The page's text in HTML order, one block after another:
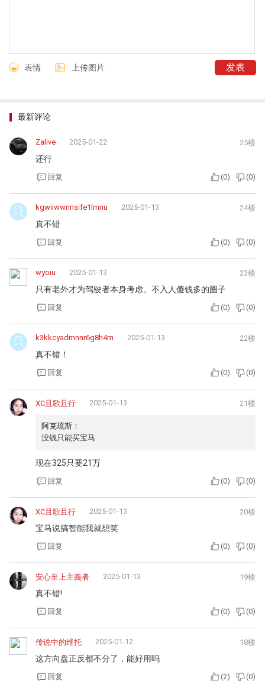
表情 上传图片
最新评论
Zalive 2025-01-22 25楼
还行
回复 (0) (0)
kgwiiwwnnsife1lmnu 2025-01-13 24楼
真不错
回复 (0) (0)
wyoiu 2025-01-13 23楼
只有老外才为驾驶者本身考虑。不入人傻钱多的圈子
回复 (0) (0)
k3kkcyadmnnr6g8h4m 2025-01-13 22楼
真不错！
回复 (0) (0)
XC且歌且行 2025-01-13 21楼
阿克琉斯：
没钱只能买宝马
现在325只要21万
回复 (0) (0)
XC且歌且行 2025-01-13 20楼
宝马说搞智能我就想笑
回复 (0) (0)
安心至上主義者 2025-01-13 19楼
真不错!
回复 (0) (0)
传说中的维托 2025-01-12 18楼
这方向盘正反都不分了，能好用吗
回复 (2) (0)